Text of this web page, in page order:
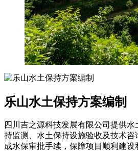
乐山水土保持方案编制
四川吉之源科技发展有限公司提供
持监测、水土保持设施验收及技术
成水保审批手续，保障项目顺利建设